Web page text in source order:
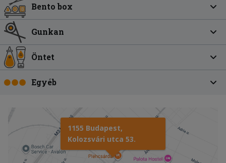
Bento box
Gunkan
Öntet
Egyéb
1155 Budapest,
Kolozsvári utca 53.